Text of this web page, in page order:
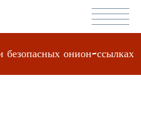
безопасных онион-ссылках